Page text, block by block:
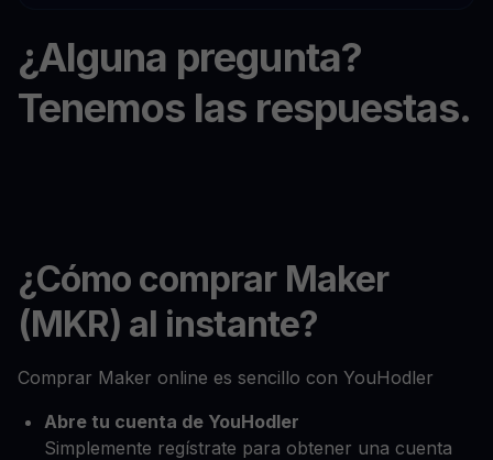
¿Alguna pregunta?
Tenemos las respuestas.
¿Cómo comprar Maker
(MKR) al instante?
Comprar Maker online es sencillo con YouHodler
Abre tu cuenta de YouHodler
Simplemente regístrate para obtener una cuenta